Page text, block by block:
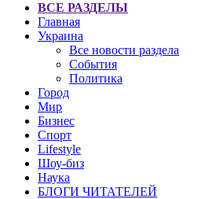
ВСЕ РАЗДЕЛЫ
Главная
Украина
Все новости раздела
События
Политика
Город
Мир
Бизнес
Спорт
Lifestyle
Шоу-биз
Наука
БЛОГИ ЧИТАТЕЛЕЙ